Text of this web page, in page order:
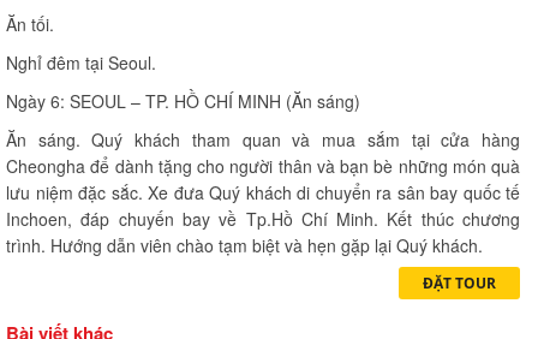
Ăn tối.
Nghỉ đêm tại Seoul.
Ngày 6: SEOUL – TP. HỒ CHÍ MINH (Ăn sáng)
Ăn sáng. Quý khách tham quan và mua sắm tại cửa hàng
Cheongha để dành tặng cho người thân và bạn bè những món quà
lưu niệm đặc sắc. Xe đưa Quý khách di chuyển ra sân bay quốc tế
Inchoen, đáp chuyến bay về Tp.Hồ Chí Minh. Kết thúc chương
trình. Hướng dẫn viên chào tạm biệt và hẹn gặp lại Quý khách.
ĐẶT TOUR
Bài viết khác